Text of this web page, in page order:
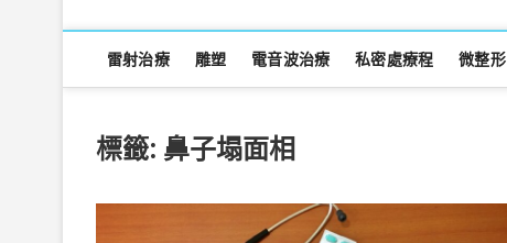
雷射治療 雕塑 電音波治療 私密處療程 微整形
標籤: 鼻子塌面相